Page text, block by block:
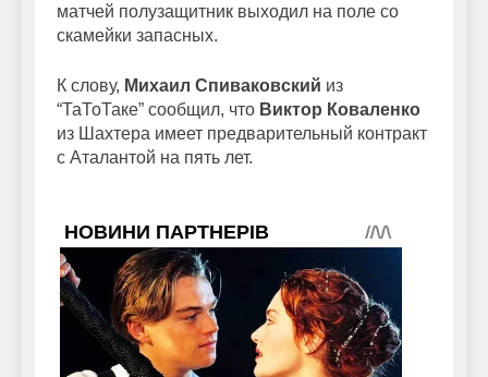
матчей полузащитник выходил на поле со
скамейки запасных.
К слову, Михаил Спиваковский из
“ТаТоТаке” сообщил, что Виктор Коваленко
из Шахтера имеет предварительный контракт
с Аталантой на пять лет.